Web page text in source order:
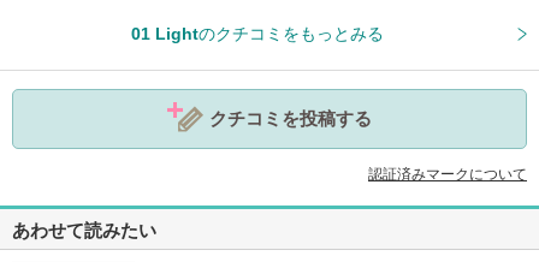
01 Lightのクチコミをもっとみる
クチコミを投稿する
認証済みマークについて
あわせて読みたい